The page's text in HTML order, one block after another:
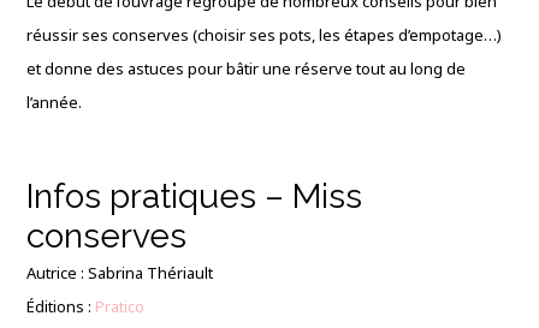
réussir ses conserves (choisir ses pots, les étapes d’empotage…)
et donne des astuces pour bâtir une réserve tout au long de
l’année.
Infos pratiques – Miss
conserves
Autrice : Sabrina Thériault
Éditions : Pratico